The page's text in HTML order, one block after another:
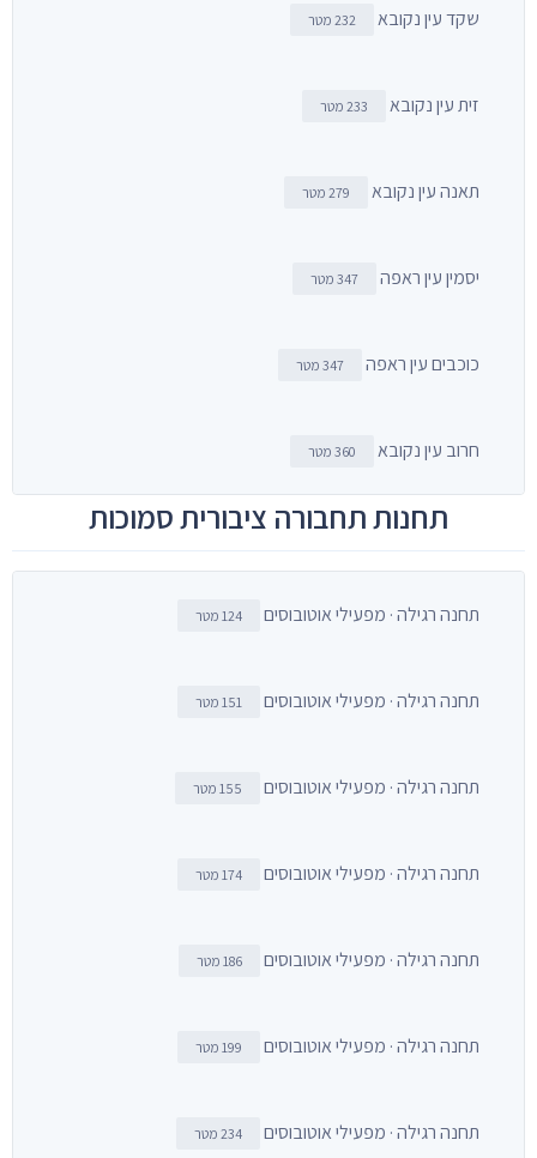
שקד עין נקובא 232 מטר
זית עין נקובא 233 מטר
תאנה עין נקובא 279 מטר
יסמין עין ראפה 347 מטר
כוכבים עין ראפה 347 מטר
חרוב עין נקובא 360 מטר
תחנות תחבורה ציבורית סמוכות
תחנה רגילה · מפעילי אוטובוסים 124 מטר
תחנה רגילה · מפעילי אוטובוסים 151 מטר
תחנה רגילה · מפעילי אוטובוסים 155 מטר
תחנה רגילה · מפעילי אוטובוסים 174 מטר
תחנה רגילה · מפעילי אוטובוסים 186 מטר
תחנה רגילה · מפעילי אוטובוסים 199 מטר
תחנה רגילה · מפעילי אוטובוסים 234 מטר